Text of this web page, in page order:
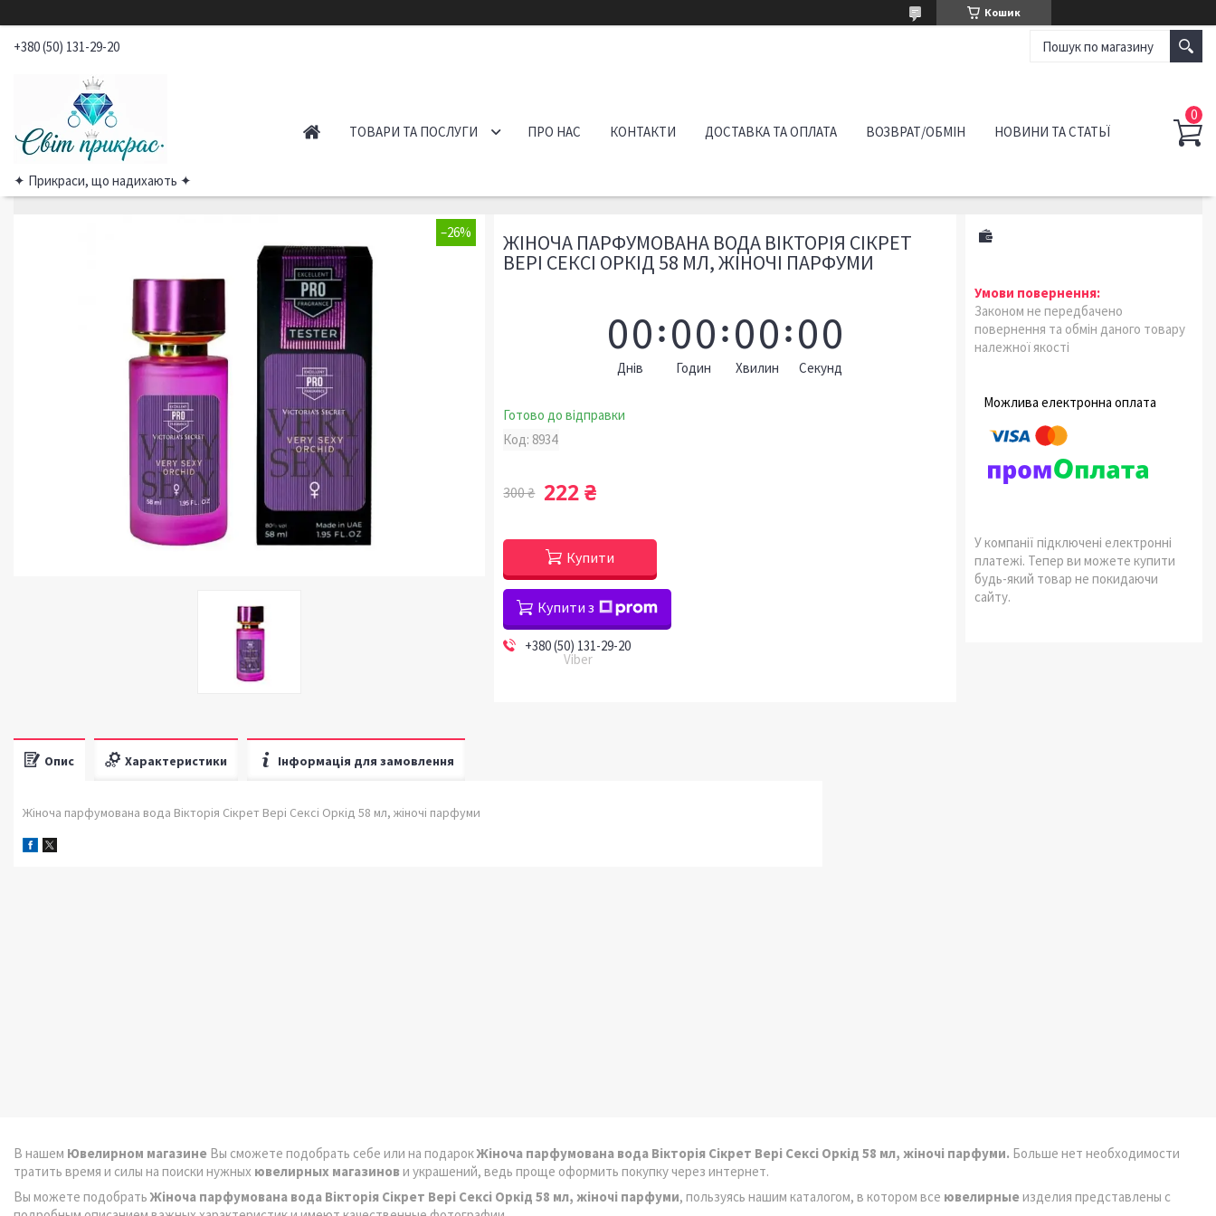
Кошик
+380 (50) 131-29-20
✦ Прикраси, що надихають ✦
ТОВАРИ ТА ПОСЛУГИ ПРО НАС КОНТАКТИ ДОСТАВКА ТА ОПЛАТА ВОЗВРАТ/ОБМІН НОВИНИ ТА СТАТЬЇ
–26% ЖІНОЧА ПАРФУМОВАНА ВОДА ВІКТОРІЯ СІКРЕТ
ВЕРІ СЕКСІ ОРКІД 58 МЛ, ЖІНОЧІ ПАРФУМИ
00
Днів
00
Годин
00
Хвилин
00
Секунд
Готово до відправки
Код: 8934
300 ₴ 222 ₴
Купити
Купити з
+380 (50) 131-29-20
Viber
Законом не передбачено
повернення та обмін даного товару
належної якості
У компанії підключені електронні
платежі. Тепер ви можете купити
будь-який товар не покидаючи
сайту.
Опис Характеристики Інформація для замовлення
Жіноча парфумована вода Вікторія Сікрет Вері Сексі Оркід 58 мл, жіночі парфуми
В нашем Ювелирном магазине Вы сможете подобрать себе или на подарокЖіноча парфумована вода Вікторія Сікрет Вері Сексі Оркід 58 мл, жіночі парфуми. Больше нет необходимости
тратить время и силы на поиски нужных ювелирных магазинов и украшений, ведь проще оформить покупку через интернет.
Вы можете подобрать Жіноча парфумована вода Вікторія Сікрет Вері Сексі Оркід 58 мл, жіночі парфуми, пользуясь нашим каталогом, в котором все ювелирные изделия представлены с